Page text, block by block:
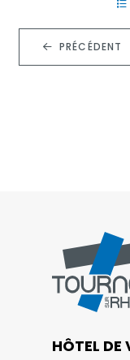
PRÉCÉDENT
HÔTEL DE